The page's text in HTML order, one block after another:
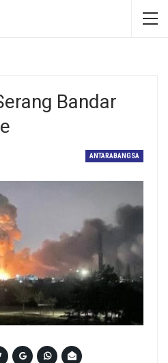
Bandar
ANTARABANGSA